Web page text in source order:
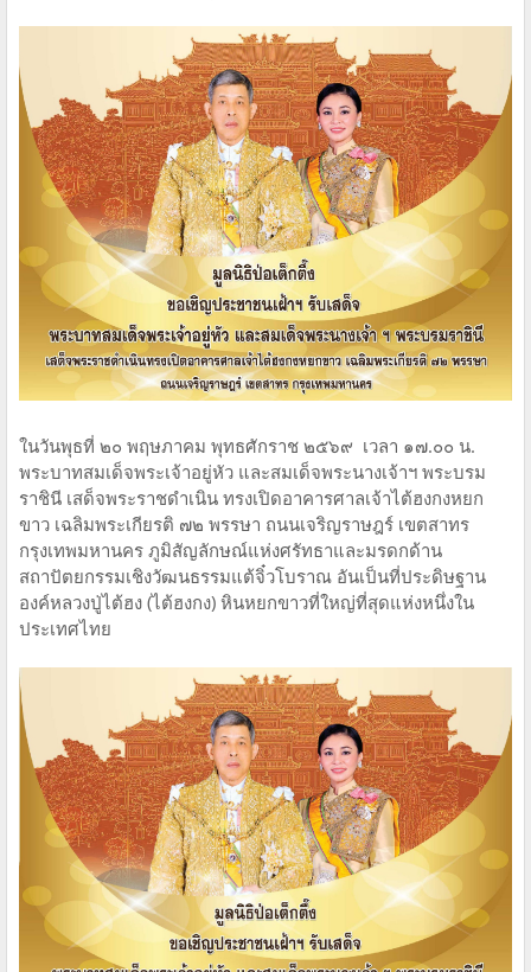
ในวันพุธที่ ๒๐ พฤษภาคม พุทธศักราช ๒๕๖๙ เวลา ๑๗.๐๐ น.
พระบาทสมเด็จพระเจ้าอยู่หัว และสมเด็จพระนางเจ้าฯ พระบรม
ราชินี เสด็จพระราชดำเนิน ทรงเปิดอาคารศาลเจ้าไต้ฮงกงหยก
ขาว เฉลิมพระเกียรติ ๗๒ พรรษา ถนนเจริญราษฎร์ เขตสาทร
กรุงเทพมหานคร ภูมิสัญลักษณ์แห่งศรัทธาและมรดกด้าน
สถาปัตยกรรมเชิงวัฒนธรรมแต้จิ๋วโบราณ อันเป็นที่ประดิษฐาน
องค์หลวงปู่ไต้ฮง (ไต้ฮงกง) หินหยกขาวที่ใหญ่ที่สุดแห่งหนึ่งใน
ประเทศไทย